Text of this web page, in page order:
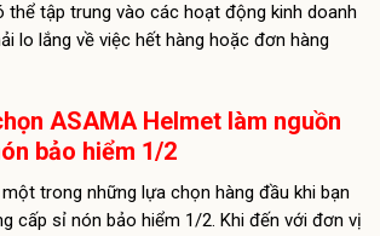
thể tập trung vào các hoạt động kinh doanh
lo lắng về việc hết hàng hoặc đơn hàng
ASAMA Helmet làm nguồn
bảo hiểm 1/2
trong những lựa chọn hàng đầu khi bạn
cấp sỉ nón bảo hiểm 1/2. Khi đến với đơn vị